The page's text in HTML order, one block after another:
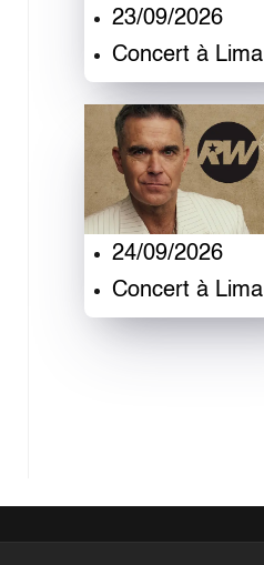
23/09/2026
Concert à Lima
24/09/2026
Concert à Lima